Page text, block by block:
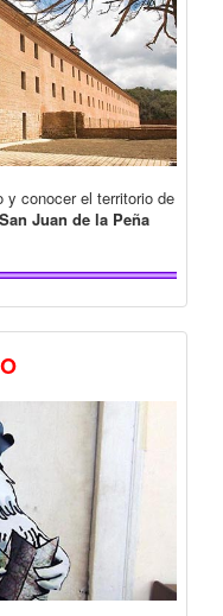
y conocer el territorio de
Juan de la Peña